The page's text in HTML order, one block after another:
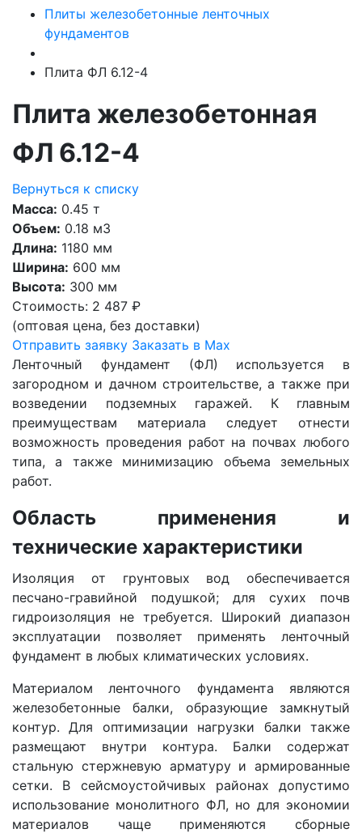
Плиты железобетонные ленточных
фундаментов
Плита ФЛ 6.12-4
Плита железобетонная
ФЛ 6.12-4
Вернуться к списку
Масса: 0.45 т
Объем: 0.18 м3
Длина: 1180 мм
Ширина: 600 мм
Высота: 300 мм
Стоимость: 2 487 ₽
(оптовая цена, без доставки)
Отправить заявку Заказать в Max
Ленточный фундамент (ФЛ) используется в
загородном и дачном строительстве, а также при
возведении подземных гаражей. К главным
преимуществам материала следует отнести
возможность проведения работ на почвах любого
типа, а также минимизацию объема земельных
работ.
Область применения и
технические характеристики
Изоляция от грунтовых вод обеспечивается
песчано-гравийной подушкой; для сухих почв
гидроизоляция не требуется. Широкий диапазон
эксплуатации позволяет применять ленточный
фундамент в любых климатических условиях.
Материалом ленточного фундамента являются
железобетонные балки, образующие замкнутый
контур. Для оптимизации нагрузки балки также
размещают внутри контура. Балки содержат
стальную стержневую арматуру и армированные
сетки. В сейсмоустойчивых районах допустимо
использование монолитного ФЛ, но для экономии
материалов чаще применяются сборные